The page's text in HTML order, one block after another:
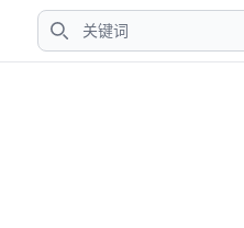
搜索